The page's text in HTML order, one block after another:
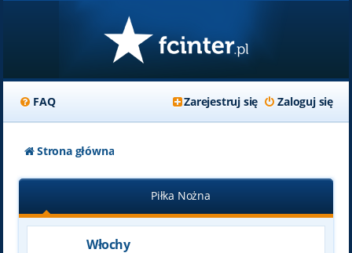
FAQ Zaloguj się
Zarejestruj się
Strona główna
Piłka Nożna
Włochy